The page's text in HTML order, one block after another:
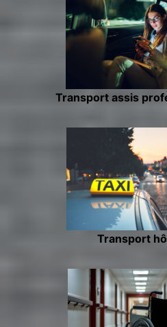
Transport assis
Transport